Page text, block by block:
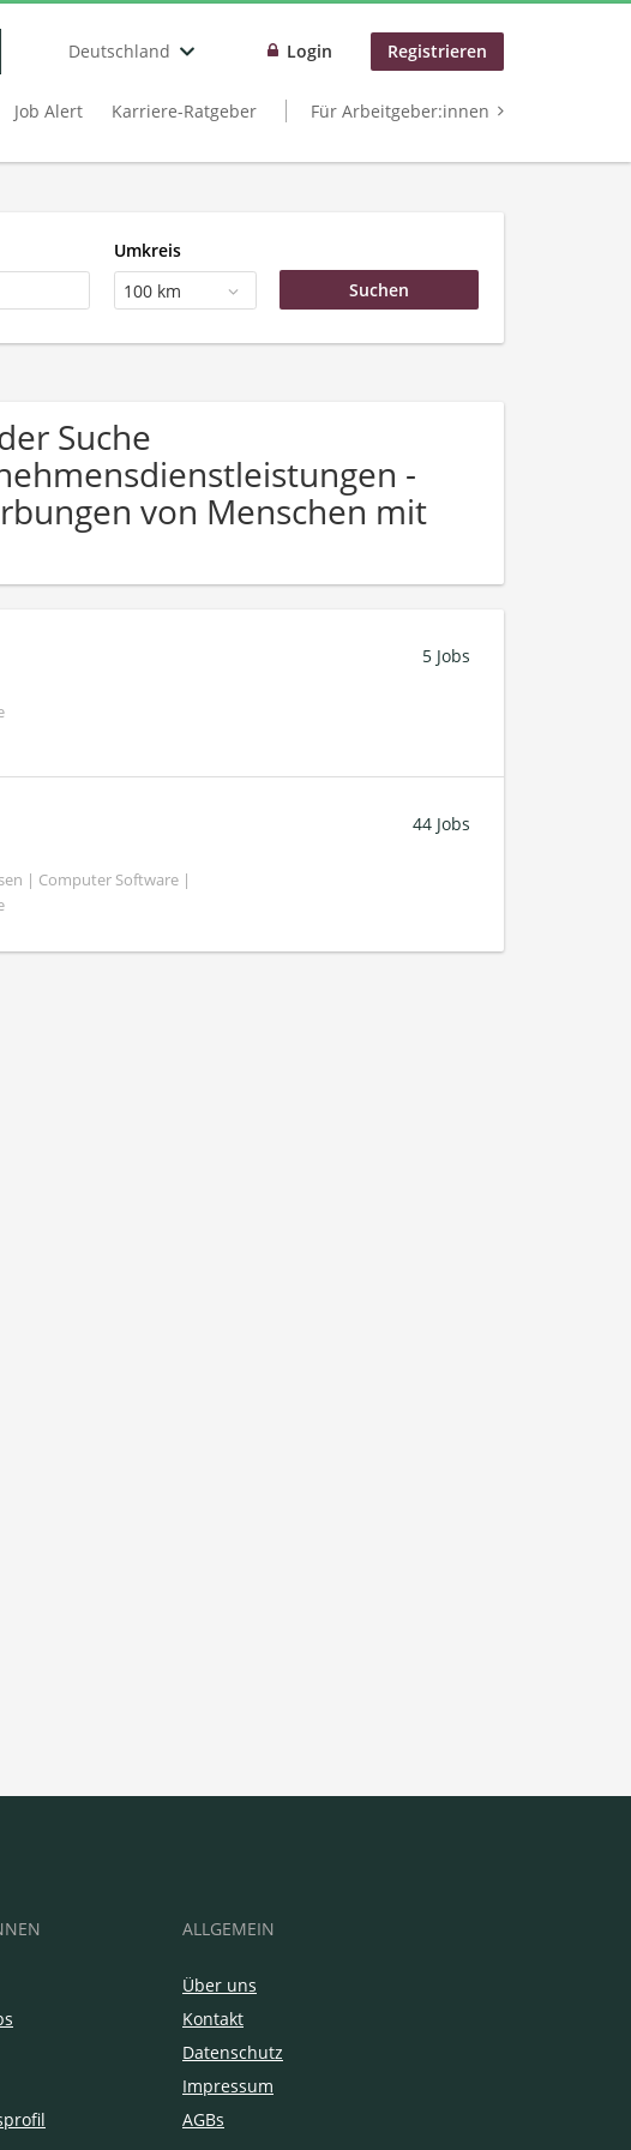
Deutschland Login Registrieren
Job Alert Karriere-Ratgeber Für Arbeitgeber:innen
Umkreis
100 km
Suche
-
von Menschen mit
5 Jobs
| Computer Software |
44 Jobs
ALLGEMEIN
Über uns
Kontakt
Datenschutz
Impressum
AGBs